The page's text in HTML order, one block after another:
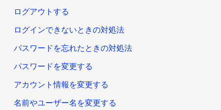
ログアウトする
ログインできないときの対処法
パスワードを忘れたときの対処法
パスワードを変更する
アカウント情報を変更する
名前やユーザー名を変更する